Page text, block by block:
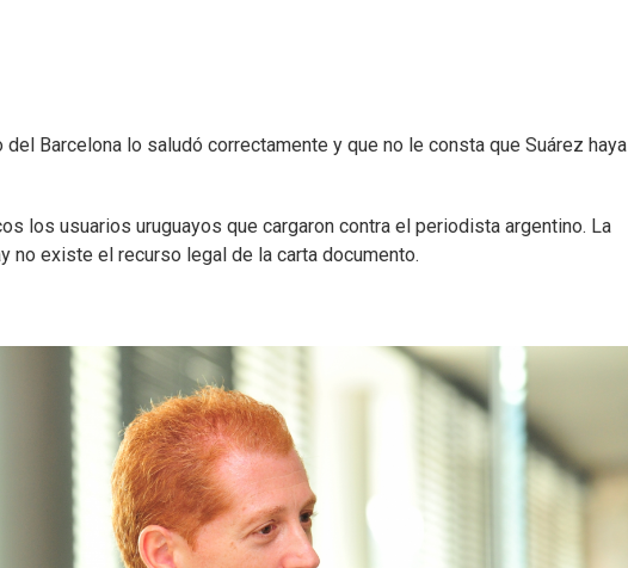
Barcelona lo saludó correctamente y que no le consta que Suárez haya
los usuarios uruguayos que cargaron contra el periodista argentino. La
no existe el recurso legal de la carta documento.